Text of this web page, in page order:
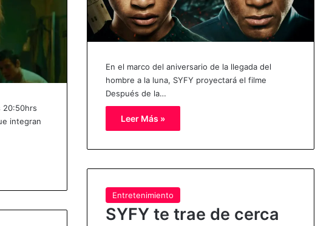
20:50hrs
integran
En el marco del aniversario de la llegada del
hombre a la luna, SYFY proyectará el filme
Después de la…
Leer Más »
Entretenimiento
SYFY te trae de cerca